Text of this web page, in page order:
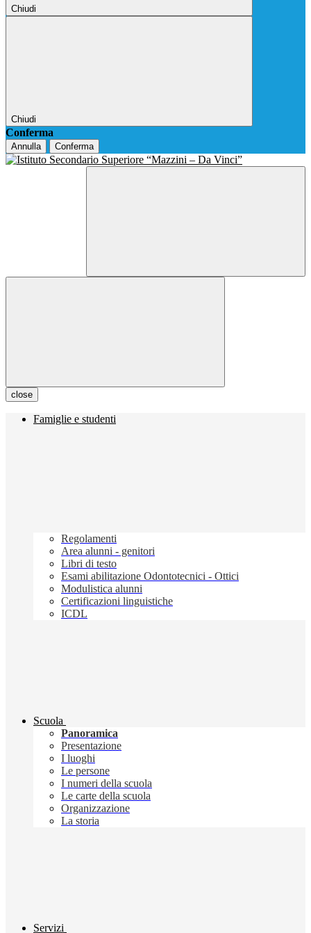
Chiudi
Chiudi
Conferma
Annulla Conferma
close
Famiglie e studenti
Regolamenti
Area alunni - genitori
Libri di testo
Esami abilitazione Odontotecnici - Ottici
Modulistica alunni
Certificazioni linguistiche
ICDL
Scuola
Panoramica
Presentazione
I luoghi
Le persone
I numeri della scuola
Le carte della scuola
Organizzazione
La storia
Servizi